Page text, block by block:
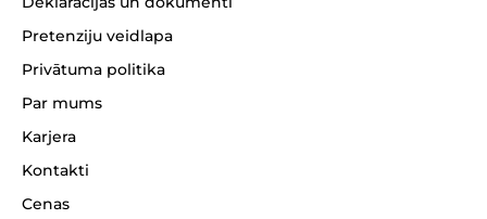
Pretenziju veidlapa
Privātuma politika
Par mums
Karjera
Kontakti
Cenas